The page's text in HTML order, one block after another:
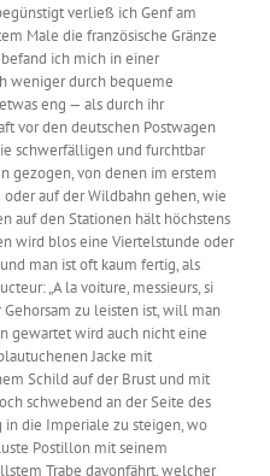
verließ ich Genf am
Male die französische Gränze
ich mich in einer
weniger durch bequeme
eng — als durch ihr
vor den deutschen Postwagen
schwerfälligen und furchtbar
gezogen, von denen im erstem
auf der Wildbahn gehen, wie
auf den Stationen hält höchstens
wird blos eine Viertelstunde oder
man ist oft kaum fertig, als
„A la voiture, messieurs, si
zu leisten ist, will man
gewartet wird auch nicht eine
Jacke mit
Schild auf der Brust und mit
schwebend an der Seite des
in die Imperiale zu steigen, wo
Postillon mit seinem
Trabe davonfährt, welcher